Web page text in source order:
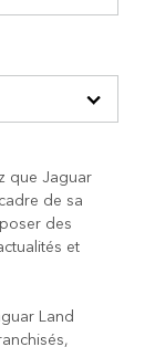
que Jaguar
de sa
des
et
Land